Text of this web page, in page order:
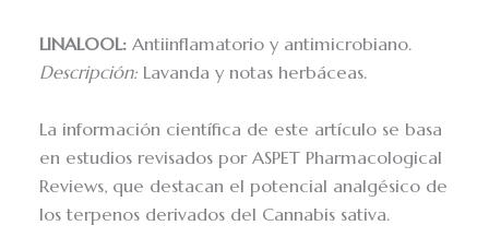
LINALOOL: Antiinflamatorio y antimicrobiano.
Descripción: Lavanda y notas herbáceas.
La información científica de este artículo se basa
en estudios revisados por ASPET Pharmacological
Reviews, que destacan el potencial analgésico de
los terpenos derivados del Cannabis sativa.